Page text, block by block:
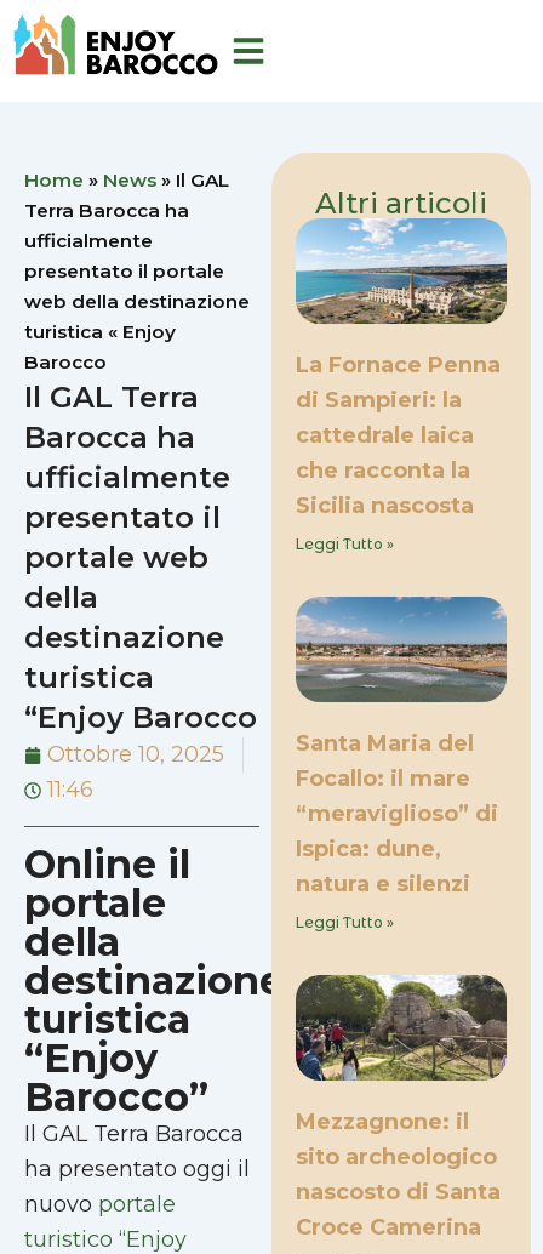
Vai
al
Home » News » Il GAL
Terra Barocca ha
ufficialmente
presentato il portale
web della destinazione
turistica « Enjoy
Barocco
Il GAL Terra
Barocca ha
ufficialmente
presentato il
portale web
della
destinazione
turistica
“Enjoy Barocco
Ottobre 10, 2025
11:46
Online il
portale
della
destinazione
turistica
“Enjoy
Barocco”
Il GAL Terra Barocca
ha presentato oggi il
nuovo portale
turistico “Enjoy
Altri articoli
La Fornace Penna
di Sampieri: la
cattedrale laica
che racconta la
Sicilia nascosta
Leggi Tutto »
Santa Maria del
Focallo: il mare
“meraviglioso” di
Ispica: dune,
natura e silenzi
Leggi Tutto »
Mezzagnone: il
sito archeologico
nascosto di Santa
Croce Camerina